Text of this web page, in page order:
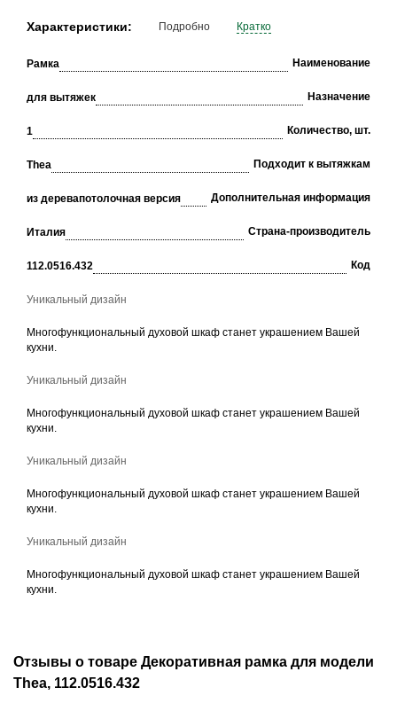
Характеристики: Подробно Кратко
Рамка Наименование
для вытяжек Назначение
1 Количество, шт.
Thea Подходит к вытяжкам
из деревапотолочная версия Дополнительная информация
Италия Страна-производитель
112.0516.432 Код
Уникальный дизайн
Многофункциональный духовой шкаф станет украшением Вашей
кухни.
Уникальный дизайн
Многофункциональный духовой шкаф станет украшением Вашей
кухни.
Уникальный дизайн
Многофункциональный духовой шкаф станет украшением Вашей
кухни.
Уникальный дизайн
Многофункциональный духовой шкаф станет украшением Вашей
кухни.
Отзывы о товаре Декоративная рамка для модели
Thea, 112.0516.432